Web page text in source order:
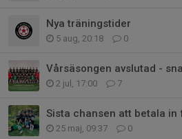
Nya träningstider
5 aug, 20:18 0
Vårsäsongen avslutad -
2 jul, 17:00 7
25 maj, 09:37 0